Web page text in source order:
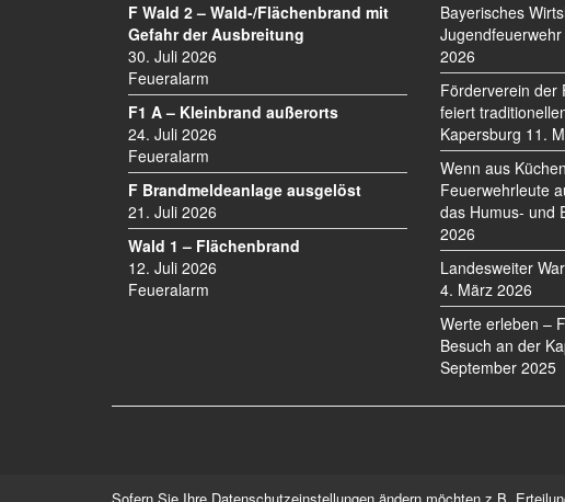
F Wald 2 – Wald-/Flächenbrand mit
Gefahr der Ausbreitung
30. Juli 2026
Feueralarm
F1 A – Kleinbrand außerorts
24. Juli 2026
Feueralarm
F Brandmeldeanlage ausgelöst
21. Juli 2026
Wald 1 – Flächenbrand
12. Juli 2026
Feueralarm
Bayerisches
2026
Förderverein der
feiert
Kapersburg 11.
Wenn aus
Feuerwehrleute
das Humus- und
2026
Landesweiter
4. März 2026
Werte erleben –
Besuch an der
September 2025